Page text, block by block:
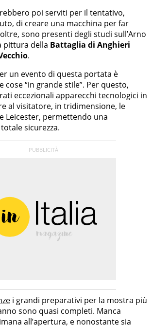
poi serviti per il tentativo,
di creare una macchina per far
sono presenti degli studi sull’Arno
pittura della Battaglia di Anghieri
.
un evento di questa portata è
cose “in grande stile”. Per questo,
eccezionali apparecchi tecnologici in
al visitatore, in tridimensione, le
Leicester, permettendo una
sicurezza.
i grandi preparativi per la mostra più
sono quasi completi. Manca
all’apertura, e nonostante sia